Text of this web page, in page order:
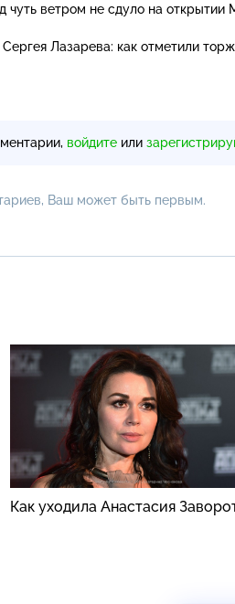
чуть ветром не сдуло на
Лазарева: как отметили
войдите или
Ваш может быть первым.
Как уходила Анастасия